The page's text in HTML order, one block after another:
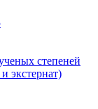
степеней
экстернат)